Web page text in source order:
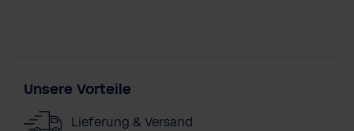
Unsere Vorteile
Lieferung & Versand